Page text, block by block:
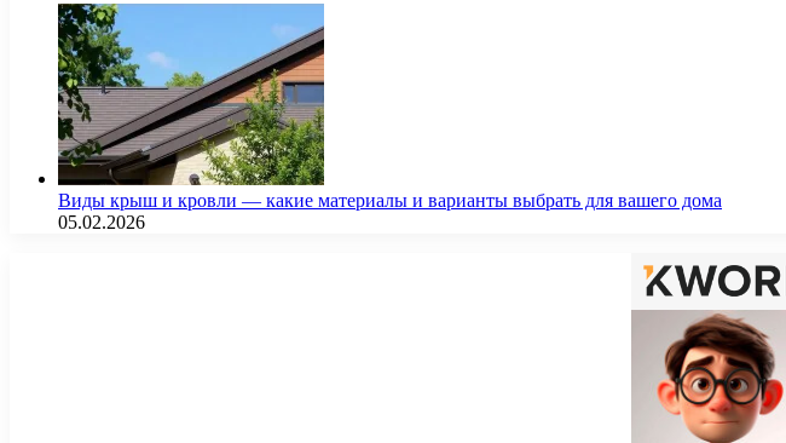
Виды крыш и кровли — какие материалы и варианты выбрать для вашего дома
05.02.2026